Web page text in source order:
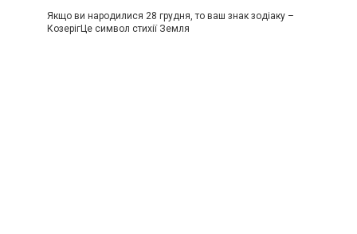
Якщо ви народилися 28 грудня, то ваш знак зодіаку –
КозерігЦе символ стихії Земля